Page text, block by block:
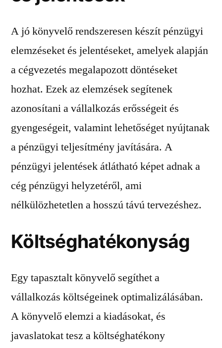
A jó könyvelő rendszeresen készít pénzügyi
elemzéseket és jelentéseket, amelyek alapján
a cégvezetés megalapozott döntéseket
hozhat. Ezek az elemzések segítenek
azonosítani a vállalkozás erősségeit és
gyengeségeit, valamint lehetőséget nyújtanak
a pénzügyi teljesítmény javítására. A
pénzügyi jelentések átlátható képet adnak a
cég pénzügyi helyzetéről, ami
nélkülözhetetlen a hosszú távú tervezéshez.
Költséghatékonyság
Egy tapasztalt könyvelő segíthet a
vállalkozás költségeinek optimalizálásában.
A könyvelő elemzi a kiadásokat, és
javaslatokat tesz a költséghatékony